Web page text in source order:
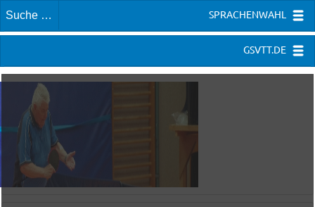
SPRACHENWAHL
GSVTT.DE